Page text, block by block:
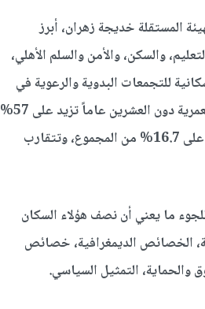
المستقلة خديجة زهران، أبرز
والسكن، والأمن والسلم الأهلي،
للتجمعات البدوية والرعوية في
الضفة الغربية تتسم بتركيبة سكانية فتية شابة واضحة المعالم، فالفئة العمرية دون العشرين عاماً تزيد على 57%
من إجمالي السكان، فيما تستحوذ الفئة من صفر إلى أربع سنوات وحدها على 16.7% من المجموع، وتتقارب
يحملون صفة اللجوء ما يعني أن نصف هؤلاء السكان
الخصائص الديمغرافية، خصائص
والحماية، التمثيل السياسي.